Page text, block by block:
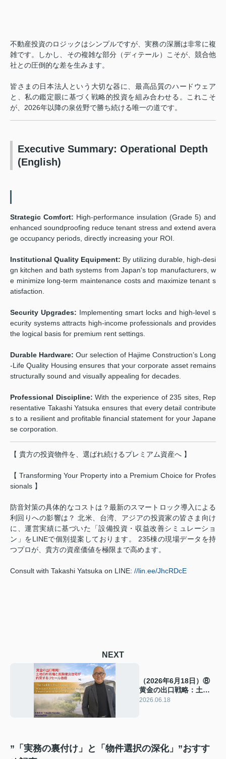
不動産投資のロジックはシンプルですが、実務の深層は非常に複
雑です。しかし、その複雑な部分（ディテール）こそが、競合他
社との圧倒的な差を生みます。
皆さまの日本法人という大切な器に、最高品質のハードウェア
と、私の鑑定眼に基づく戦略的投資を組み合わせる。これこそ
が、2026年以降の泉佐野で勝ち続ける唯一の道です。
Executive Summary: Operational Depth
(English)
Strategic Comfort: High-performance insulation (Grade 5) and
enhanced soundproofing reduce tenant stress and extend avera
ge occupancy periods, directly increasing your ROI.
Institutional Quality Equipment: By utilizing durable, high-desi
gn kitchen and bath systems from Japan's top manufacturers, w
e minimize long-term maintenance costs and maximize tenant s
atisfaction.
Security Upgrades: Implementing smart locks and high-level s
ecurity systems attracts high-income professionals and provides
the logical basis for premium rent settings.
Durable Hardware: Our selection of Hajime Construction’s Long
-Life Quality Housing ensures that your corporate asset remains
structurally sound and visually appealing for decades.
Professional Discipline: With the experience of 235 sites, Rep
resentative Takashi Yatsuka ensures that every detail contribute
s to a resilient and profitable financial statement for your Japane
se corporation.
【 貴方の投資物件を、選ばれ続けるプレミアム資産へ 】
【 Transforming Your Property into a Premium Choice for Profes
sionals 】
防音対策の具体的なコストは？最新のスマートロック導入による
利回りへの影響は？ 北米、台湾、アジアの投資家の皆さま向け
に、運営実績に基づいた「設備投資・収益改善シミュレーショ
ン」をLINEで個別提案しております。 235棟の現場データを持
つプロが、貴方の資産価値を極限まで高めます。
Consult with Takashi Yatsuka on LINE: //lin.ee/JhcRDcE
NEXT
（2026年6月18日）⑧
黄金の出口戦略：土地
の所有権と長期優良住
2026.06.18
”「実務の裏付け」と「物件選択の深化」”おすす